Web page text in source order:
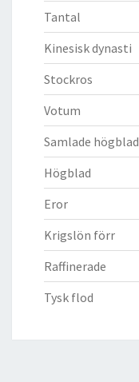
Tantal
Kinesisk dynasti
Stockros
Votum
Samlade högblad
Högblad
Eror
Krigslön förr
Raffinerade
Tysk flod